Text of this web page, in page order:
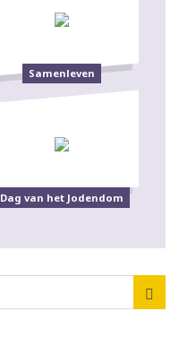
Samenleven
Dag van het Jodendom